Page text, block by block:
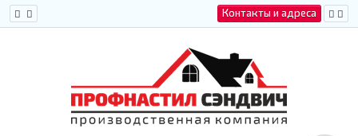
Контакты и адреса